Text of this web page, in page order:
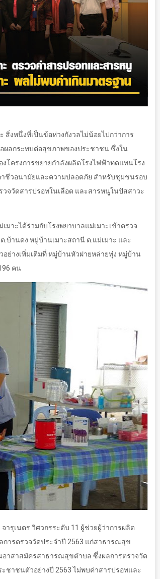
สิ่งหนึ่งที่เป็นข้อห่วงกังวลไม่น้อยไปกว่าการ
ลกระทบต่อสุขภาพของประชาชน ซึ่งใน
งโครงการขยายกำลังผลิตโรงไฟฟ้าทดแทนโรง
ชีวอนามัยและความปลอดภัย สำหรับชุมชนรอบ
จวัดสารปรอทในเลือด และสารหนูในปัสสาวะ
มาะได้ร่วมกับโรงพยาบาลแม่เมาะเข้าตรวจ
บ้านดง หมู่บ้านเมาะสถานี ต.แม่เมาะ และ
อย่างเพิ่มเติมที่ หมู่บ้านหัวฝายหล่ายทุ่ง หมู่บ้าน
คน
ารุเนตร วิศวกรระดับ 11 ผู้ช่วยผู้ว่าการผลิต
ารตรวจวัดประจำปี 2563 แก่สาธารณสุข
าสาสมัครสาธารณสุขตำบล ซึ่งผลการตรวจวัด
ะชาชนตัวอย่างปี 2563ไม่พบค่าสารปรอทและ